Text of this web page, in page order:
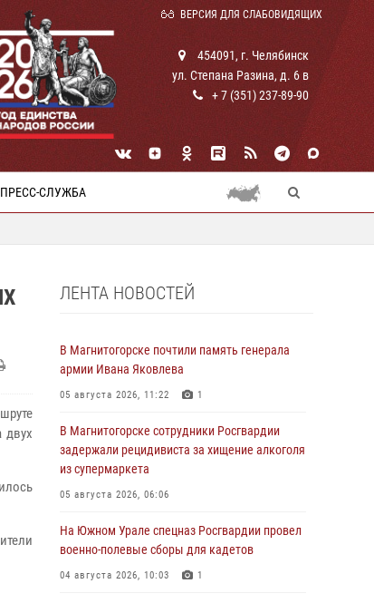
ВЕРСИЯ ДЛЯ СЛАБОВИДЯЩИХ
454091, г. Челябинск
ул. Степана Разина, д. 6 в
+ 7 (351) 237-89-90
ПРЕСС-СЛУЖБА
двух
ЛЕНТА НОВОСТЕЙ
В Магнитогорске почтили память генерала
армии Ивана Яковлева
05 августа 2026, 11:22 1
В Магнитогорске сотрудники Росгвардии
задержали рецидивиста за хищение алкоголя
из супермаркета
05 августа 2026, 06:06
На Южном Урале спецназ Росгвардии провел
военно-полевые сборы для кадетов
04 августа 2026, 10:03 1